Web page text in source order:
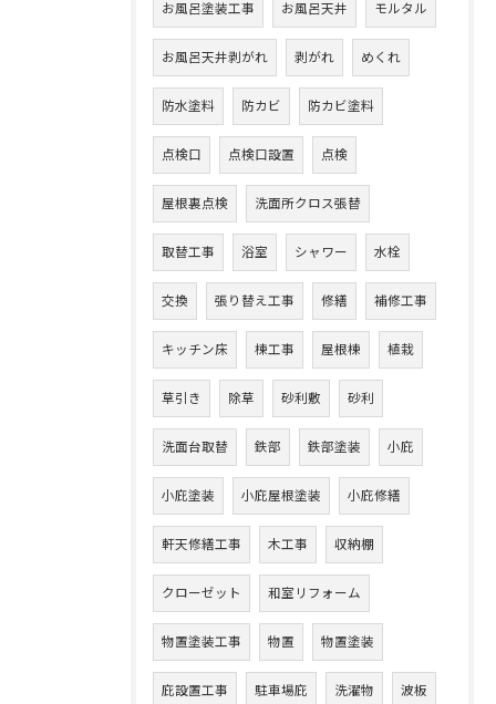
お風呂塗装工事 お風呂天井 モルタル
お風呂天井剥がれ 剥がれ めくれ
防水塗料 防カビ 防カビ塗料
点検口 点検口設置 点検
屋根裏点検 洗面所クロス張替
取替工事 浴室 シャワー 水栓
交換 張り替え工事 修繕 補修工事
キッチン床 棟工事 屋根棟 植栽
草引き 除草 砂利敷 砂利
洗面台取替 鉄部 鉄部塗装 小庇
小庇塗装 小庇屋根塗装 小庇修繕
軒天修繕工事 木工事 収納棚
クローゼット 和室リフォーム
物置塗装工事 物置 物置塗装
庇設置工事 駐車場庇 洗濯物 波板